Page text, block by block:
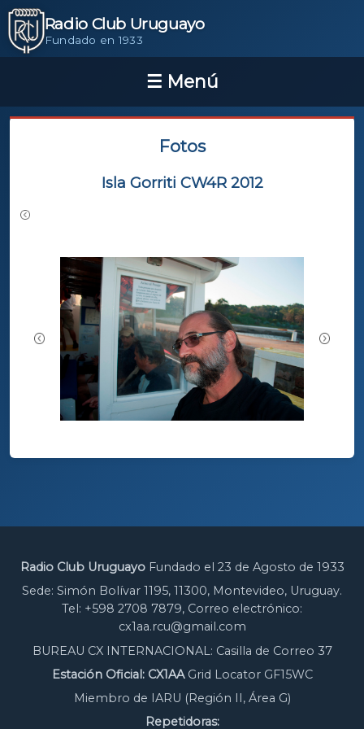
Radio Club Uruguayo
Fundado en 1933
Fotos
Isla Gorriti CW4R 2012
Radio Club UruguayoFundado el 23 de Agosto de 1933
Sede: Simón Bolívar 1195, 11300, Montevideo, Uruguay.
Tel: +598 2708 7879, Correo electrónico:
cx1aa.rcu@gmail.com
BUREAU CX INTERNACIONAL: Casilla de Correo 37
Estación Oficial: CX1AAGrid Locator GF15WC
Miembro de IARU (Región II, Área G)
Repetidoras: